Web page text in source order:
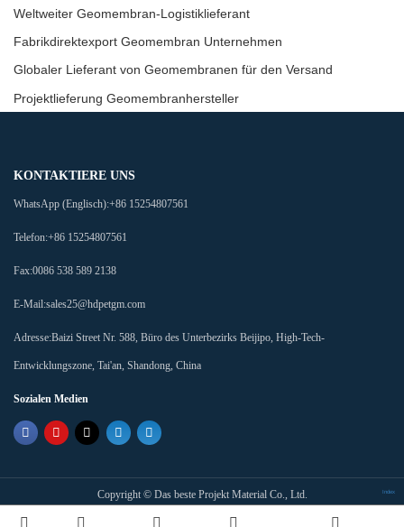
Weltweiter Geomembran-Logistiklieferant
Fabrikdirektexport Geomembran Unternehmen
Globaler Lieferant von Geomembranen für den Versand
Projektlieferung Geomembranhersteller
KONTAKTIERE UNS
WhatsApp (Englisch):+86 15254807561
Telefon:+86 15254807561
Fax:0086 538 589 2138
E-Mail:sales25@hdpetgm.com
Adresse:Baizi Street Nr. 588, Büro des Unterbezirks Beijipo, High-Tech-
Entwicklungszone, Tai'an, Shandong, China
Sozialen Medien
Copyright © Das beste Projekt Material Co., Ltd. Index